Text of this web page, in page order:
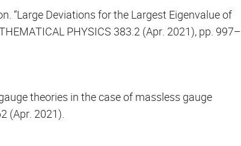
“Large Deviations for the Largest Eigenvalue of
PHYSICS 383.2 (Apr. 2021), pp. 997–
theories in the case of massless gauge
(Apr. 2021).